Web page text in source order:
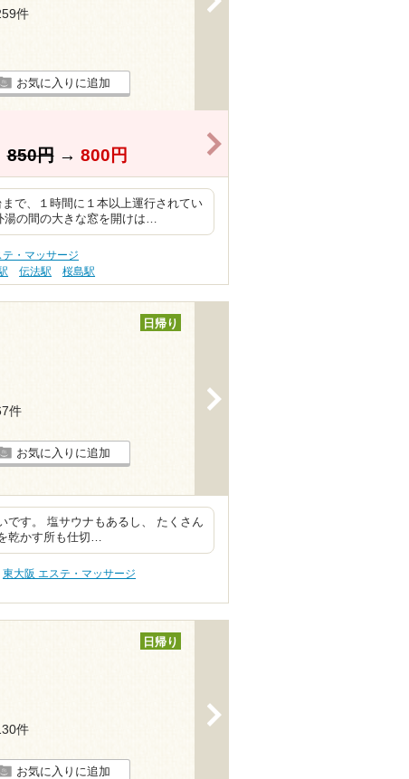
件
お気に入りに追加
850円→ 800円
で、１時間に１本以上運行されてい
湯の間の大きな窓を開けは…
・マッサージ
伝法駅 桜島駅
日帰り
件
お気に入りに追加
です。 塩サウナもあるし、 たくさん
乾かす所も仕切…
東大阪 エステ・マッサージ
日帰り
件
お気に入りに追加